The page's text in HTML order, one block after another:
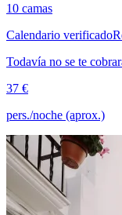
10 camas
Calendario verificado
Todavía no se te
37 €
pers./noche (aprox.)